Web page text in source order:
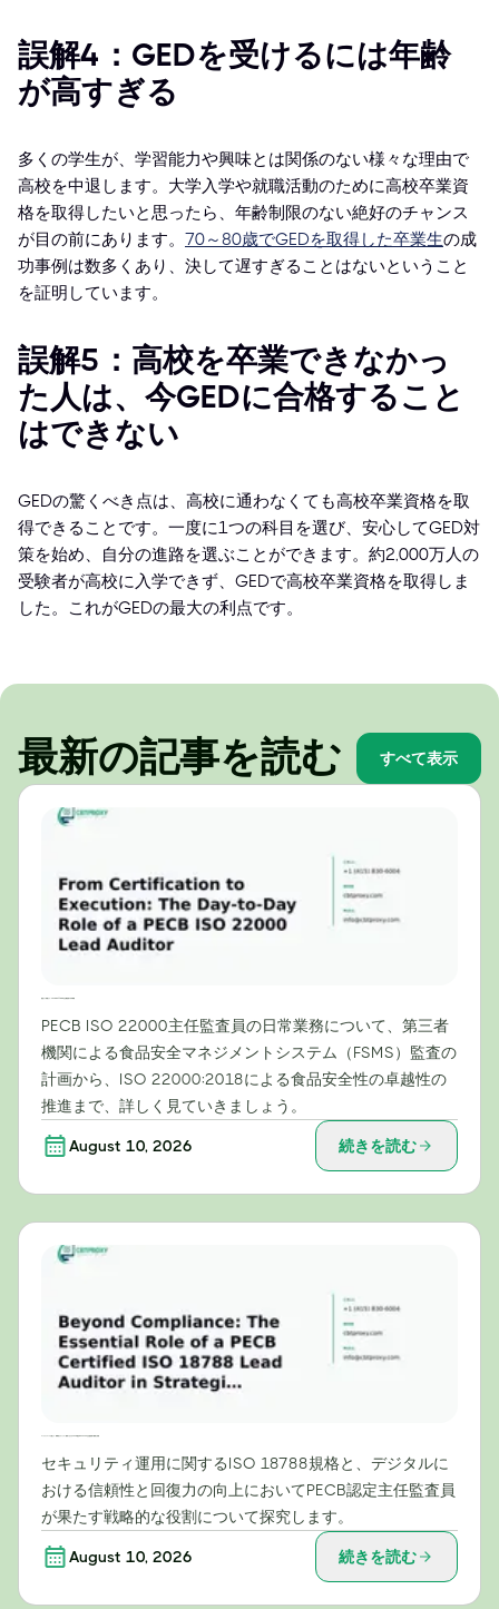
誤解4：GEDを受けるには年齢
が高すぎる
多くの学生が、学習能力や興味とは関係のない様々な理由で
高校を中退します。大学入学や就職活動のために高校卒業資
格を取得したいと思ったら、年齢制限のない絶好のチャンス
が目の前にあります。 70～80歳でGEDを取得した卒業生の成
功事例は数多くあり、決して遅すぎることはないということ
を証明しています。
誤解5：高校を卒業できなかっ
た人は、今GEDに合格すること
はできない
GEDの驚くべき点は、高校に通わなくても高校卒業資格を取
得できることです。一度に1つの科目を選び、安心してGED対
策を始め、自分の進路を選ぶことができます。約2,000万人の
受験者が高校に入学できず、GEDで高校卒業資格を取得しま
した。これがGEDの最大の利点です。
最新の記事を読む すべて表示
PECB ISO 22000主任監査員の日常業務について、第三者
機関による食品安全マネジメントシステム（FSMS）監査の
計画から、ISO 22000:2018による食品安全性の卓越性の
推進まで、詳しく見ていきましょう。
August 10, 2026 続きを読む
セキュリティ運用に関するISO 18788規格と、デジタルに
おける信頼性と回復力の向上においてPECB認定主任監査員
が果たす戦略的な役割について探究します。
August 10, 2026 続きを読む